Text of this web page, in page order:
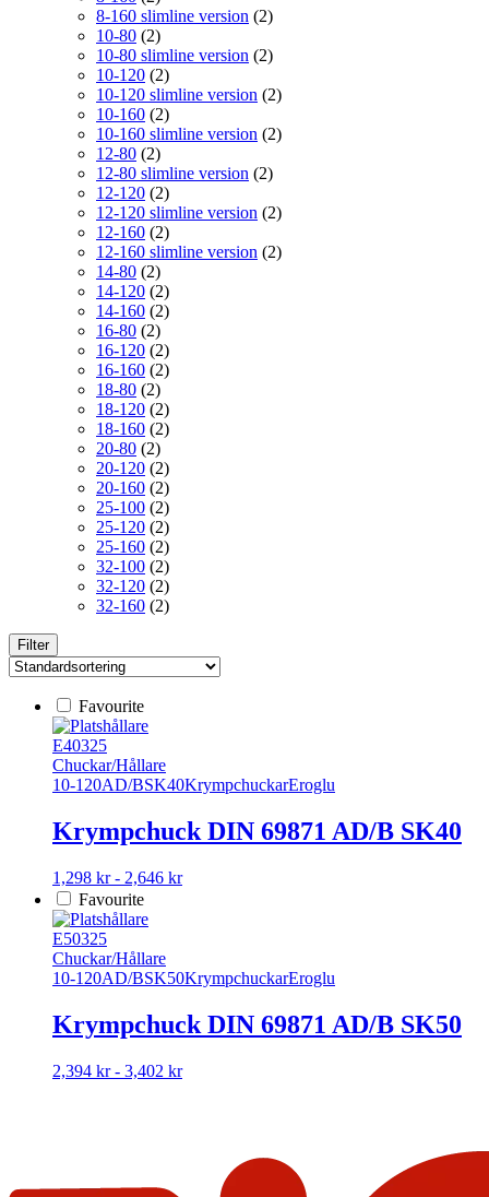
8-160 slimline version (2)
10-80 (2)
10-80 slimline version (2)
10-120 (2)
10-120 slimline version (2)
10-160 (2)
10-160 slimline version (2)
12-80 (2)
12-80 slimline version (2)
12-120 (2)
12-120 slimline version (2)
12-160 (2)
12-160 slimline version (2)
14-80 (2)
14-120 (2)
14-160 (2)
16-80 (2)
16-120 (2)
16-160 (2)
18-80 (2)
18-120 (2)
18-160 (2)
20-80 (2)
20-120 (2)
20-160 (2)
25-100 (2)
25-120 (2)
25-160 (2)
32-100 (2)
32-120 (2)
32-160 (2)
Filter
Favourite
E40325
Chuckar/Hållare
10-120AD/BSK40KrympchuckarEroglu
Krympchuck DIN 69871 AD/B SK40
1,298 kr - 2,646 krDen
varianter.
olika
alternativen
väljas
Favourite
E50325
Chuckar/Hållare
10-120AD/BSK50KrympchuckarEroglu
Krympchuck DIN 69871 AD/B SK50
2,394 kr - 3,402 krDen
varianter.